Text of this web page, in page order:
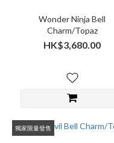
Wonder Ninja Bell
Charm/Topaz
HK$3,680.00
獨家限量發售